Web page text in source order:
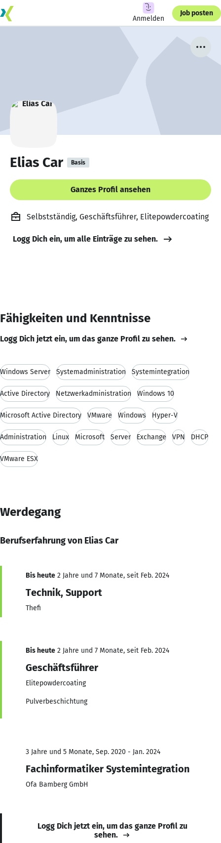
Anmelden
Job posten
Elias Car Basis
Ganzes Profil ansehen
Selbstständig, Geschäftsführer, Elitepowdercoating
Logg Dich ein, um alle Einträge zu sehen.
Fähigkeiten und Kenntnisse
Logg Dich jetzt ein, um das ganze Profil zu sehen.
Windows Server Systemadministration Systemintegration
Active Directory Netzwerkadministration Windows 10
Microsoft Active Directory VMware Windows Hyper-V
Administration Linux Microsoft Server Exchange VPN DHCP
VMware ESX
Werdegang
Berufserfahrung von Elias Car
Bis heute 2 Jahre und 7 Monate, seit Feb. 2024
Technik, Support
Thefi
Bis heute 2 Jahre und 7 Monate, seit Feb. 2024
Geschäftsführer
Elitepowdercoating
Pulverbeschichtung
3 Jahre und 5 Monate, Sep. 2020 - Jan. 2024
Fachinformatiker Systemintegration
Ofa Bamberg GmbH
Logg Dich jetzt ein, um das ganze Profil zu
sehen.